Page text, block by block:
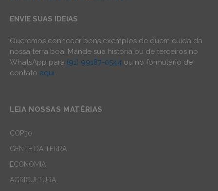
ENVIE SUAS IDEIAS
Queremos conhecer bons exemplos de quem cuida da
nossa terra boa! Mande sua história ou de terceiros no
WhatsApp para (91) 99187-0544 ou no formulário de
contato aqui.
LEIA NOSSAS MATÉRIAS
COP30
GENTE DA TERRA
ECONOMIA
AGRICULTURA